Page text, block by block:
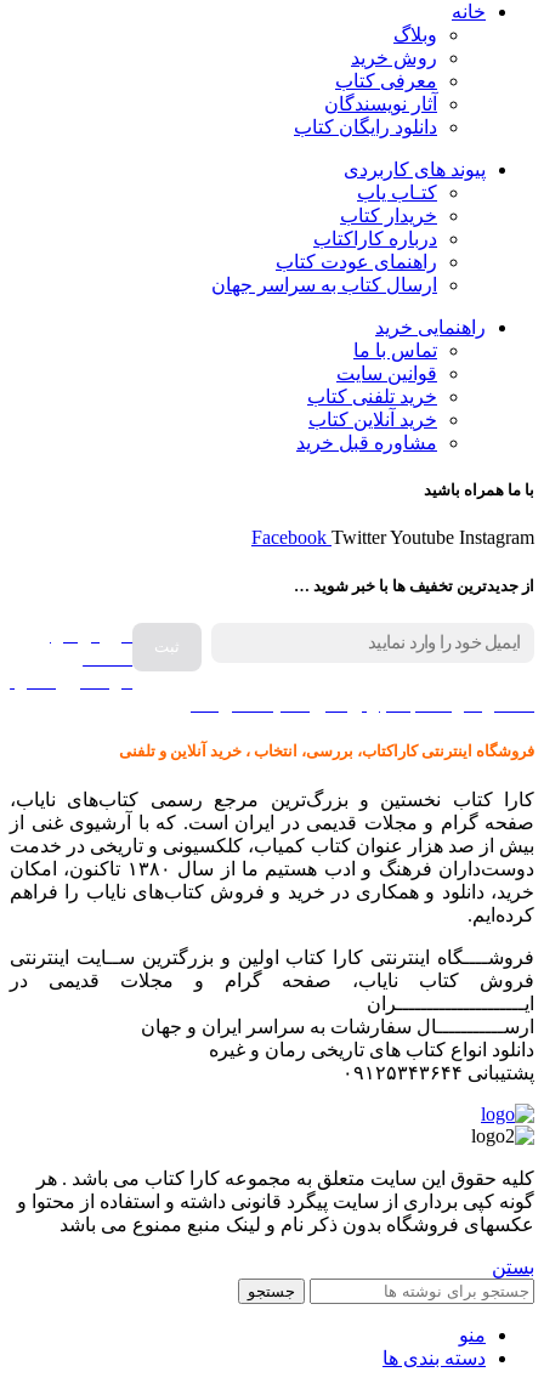
خانه
وبلاگ
روش خرید
معرفی کتاب
آثار نویسندگان
دانلود رایگان کتاب
پیوند های کاربردی
کتـاب یاب
خریدار کتاب
درباره کاراکتاب
راهنمای عودت کتاب
ارسال کتاب به سراسر جهان
راهنمایی خرید
تماس با ما
قوانین سایت
خرید تلفنی کتاب
خرید آنلاین کتاب
مشاوره قبل خرید
با ما همراه باشید
Facebook TwitterYoutube Instagram
از جدیدترین تخفیف ها با خبر شوید …
فروش انواع
فروشگاه اینترنتی کاراکتاب، بررسی، انتخاب ، خرید آنلاین و تلفنی
کارا کتاب نخستین و بزرگ‌ترین مرجع رسمی کتاب‌های نایاب،
صفحه گرام و مجلات قدیمی در ایران است. که با آرشیوی غنی از
بیش از صد هزار عنوان کتاب کمیاب، کلکسیونی و تاریخی در خدمت
دوست‌داران فرهنگ و ادب هستیم ما از سال ۱۳۸۰ تاکنون، امکان
خرید، دانلود و همکاری در خرید و فروش کتاب‌های نایاب را فراهم
کرده‌ایم.
فروشــــگاه اینترنتی کارا کتاب اولین و بزرگترین ســایت اینترنتی
فروش کتاب نایاب، صفحه گرام و مجلات قدیمی در
ایـــــــــــــــــــــران
ارســـــــــــال سفارشات به سراسر ایران و جهان
دانلود انواع کتاب های تاریخی رمان و غیره
پشتیبانی ۰۹۱۲۵۳۴۳۶۴۴
کليه حقوق اين سايت متعلق به مجموعه کارا کتاب می باشد . هر
گونه کپی برداری از سایت پیگرد قانونی داشته و استفاده از محتوا و
عکسهای فروشگاه بدون ذکر نام و لینک منبع ممنوع می باشد
بستن
جستجو
منو
دسته بندی ها